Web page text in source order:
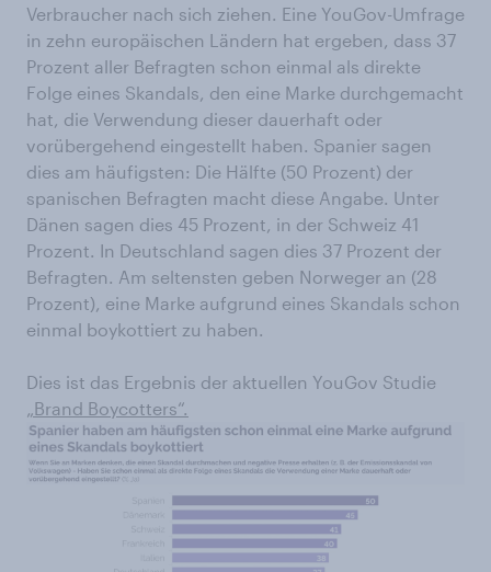
Verbraucher nach sich ziehen. Eine YouGov-Umfrage
in zehn europäischen Ländern hat ergeben, dass 37
Prozent aller Befragten schon einmal als direkte
Folge eines Skandals, den eine Marke durchgemacht
hat, die Verwendung dieser dauerhaft oder
vorübergehend eingestellt haben. Spanier sagen
dies am häufigsten: Die Hälfte (50 Prozent) der
spanischen Befragten macht diese Angabe. Unter
Dänen sagen dies 45 Prozent, in der Schweiz 41
Prozent. In Deutschland sagen dies 37 Prozent der
Befragten. Am seltensten geben Norweger an (28
Prozent), eine Marke aufgrund eines Skandals schon
einmal boykottiert zu haben.
Dies ist das Ergebnis der aktuellen YouGov Studie
„Brand Boycotters“.